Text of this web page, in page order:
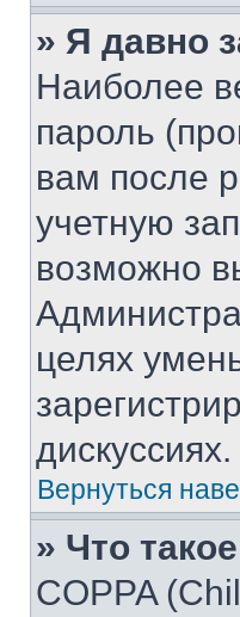
» Я давно
Наиболее
пароль
вам после
учетную
возможно
целях
дискуссиях.
Вернуться
» Что
COPPA